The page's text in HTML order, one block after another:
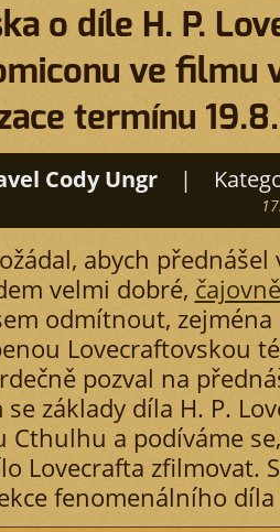
o díle H. P.
ve filmu
termínu
Cody Ungr |
abych přednášel
velmi dobré,
odmítnout,
Lovecraftovskou
pozval na
se základy díla H. P.
Cthulhu a podíváme
Lovecrafta zfilmovat.
fenomenálního